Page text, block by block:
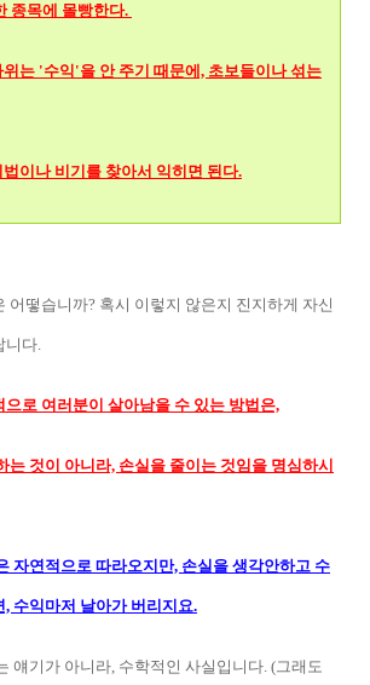
종목에 몰빵한다.
는 '수익'을 안 주기 때문에, 초보들이나 섞는
이나 비기를 찾아서 익히면 된다.
어떻습니까? 혹시 이렇지 않은지 진지하게 자신
니다.
으로 여러분이 살아남을 수 있는 방법은,
는 것이 아니라, 손실을 줄이는 것임을 명심하시
자연적으로 따라오지만, 손실을 생각안하고 수
수익마저 날아가 버리지요.
얘기가 아니라, 수학적인 사실입니다. (그래도